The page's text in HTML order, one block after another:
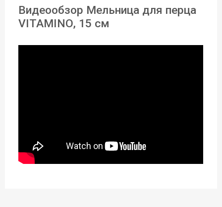
Назначение:
Для перца
Для дома
Видеообзор Мельница для перца
VITAMINO, 15 см